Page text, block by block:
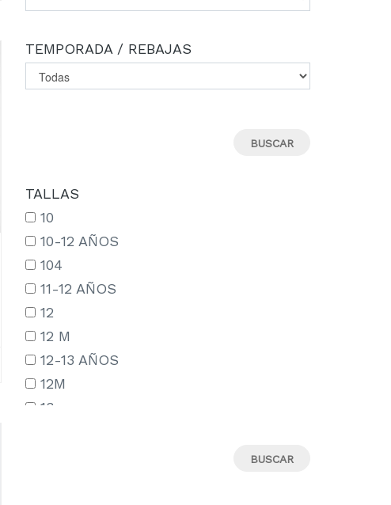
TEMPORADA / REBAJAS
TALLAS
10
10-12 AÑOS
104
11-12 AÑOS
12
12 M
12-13 AÑOS
12M
13